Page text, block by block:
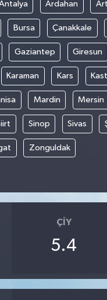
Ardahan
Bursa Çanakkale
Gaziantep Giresun
Karaman Kars
Mardin Mersin
Sinop Sivas
Zonguldak
ÇIY
5.4